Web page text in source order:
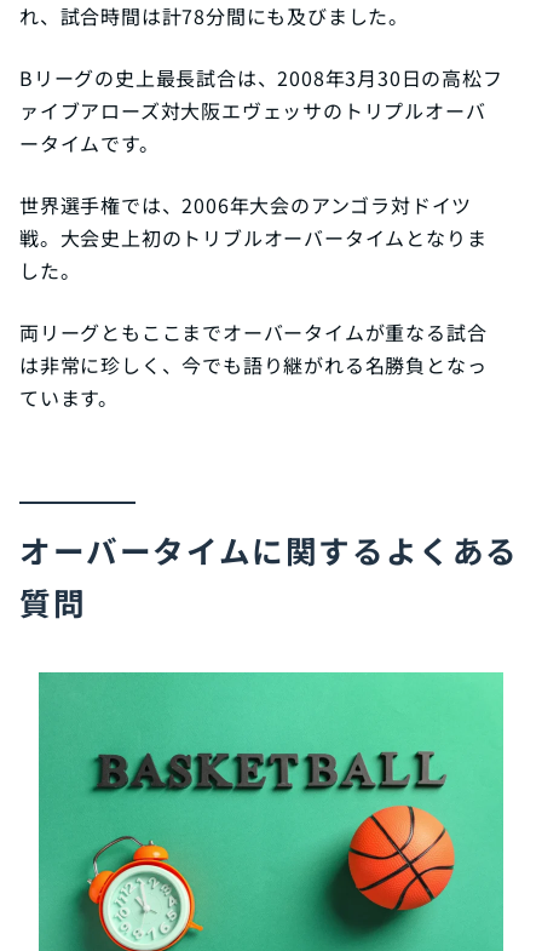
れ、試合時間は計78分間にも及びました。
Bリーグの史上最長試合は、2008年3月30日の高松フ
ァイブアローズ対大阪エヴェッサのトリプルオーバ
ータイムです。
世界選手権では、2006年大会のアンゴラ対ドイツ
戦。大会史上初のトリブルオーバータイムとなりま
した。
両リーグともここまでオーバータイムが重なる試合
は非常に珍しく、今でも語り継がれる名勝負となっ
ています。
オーバータイムに関するよくある
質問